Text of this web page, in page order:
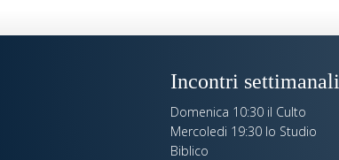
Incontri settimanali
Domenica 10:30 il Culto
Mercoledi 19:30 lo Studio
Biblico